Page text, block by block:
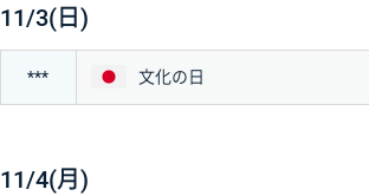
11/3(日)
*** 日本
文化の日
11/4(月)